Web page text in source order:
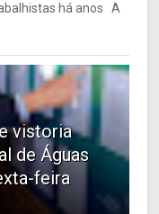
há anos A
vistoria
de Águas
feira